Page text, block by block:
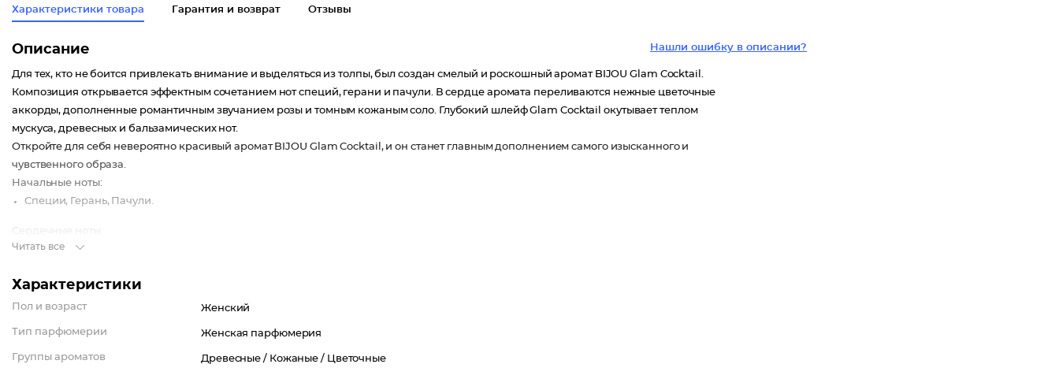
Характеристики товара Гарантия и возврат Отзывы
Нашли ошибку в описании?
Описание
Для тех, кто не боится привлекать внимание и выделяться из толпы, был создан смелый и роскошный аромат BIJOU Glam Cocktail.
Композиция открывается эффектным сочетанием нот специй, герани и пачули. В сердце аромата переливаются нежные цветочные
аккорды, дополненные романтичным звучанием розы и томным кожаным соло. Глубокий шлейф Glam Cocktail окутывает теплом
мускуса, древесных и бальзамических нот.
Откройте для себя невероятно красивый аромат BIJOU Glam Cocktail, и он станет главным дополнением самого изысканного и
чувственного образа.
Начальные ноты:
Специи, Герань, Пачули.
Сердечные ноты:
Цветы, Роза, Кожа.
Шлейфовые ноты:
Читать все
Характеристики
Пол и возраст Женский
Тип парфюмерии Женская парфюмерия
Группы ароматов Древесные / Кожаные / Цветочные